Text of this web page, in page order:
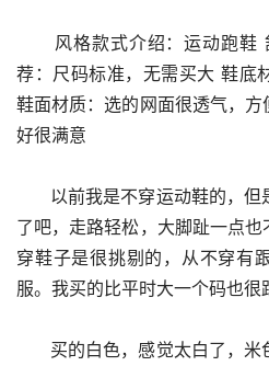
荐：尺码标准，无需买大 鞋底
鞋面材质：选的网面很透气，
好很满意
了吧，走路轻松，大脚趾一点
穿鞋子是很挑剔的，从不穿有
服。我买的比平时大一个码也很